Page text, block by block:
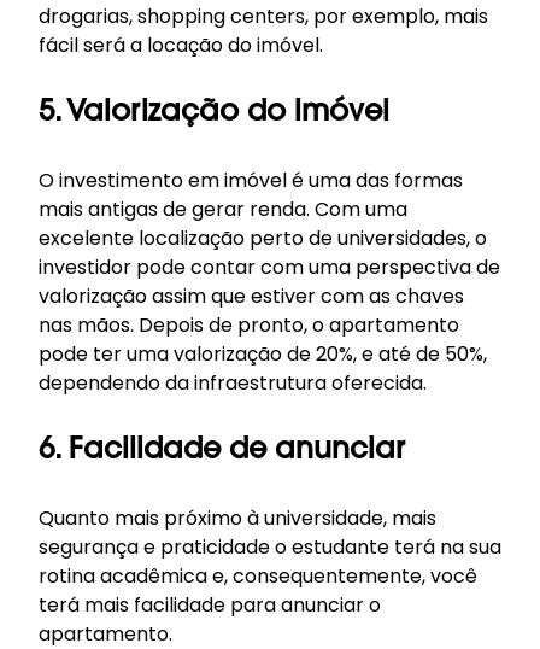
drogarias, shopping centers, por exemplo, mais
fácil será a locação do imóvel.
5. Valorização do imóvel
O investimento em imóvel é uma das formas
mais antigas de gerar renda. Com uma
excelente localização perto de universidades, o
investidor pode contar com uma perspectiva de
valorização assim que estiver com as chaves
nas mãos. Depois de pronto, o apartamento
pode ter uma valorização de 20%, e até de 50%,
dependendo da infraestrutura oferecida.
6. Facilidade de anunciar
Quanto mais próximo à universidade, mais
segurança e praticidade o estudante terá na sua
rotina acadêmica e, consequentemente, você
terá mais facilidade para anunciar o
apartamento.